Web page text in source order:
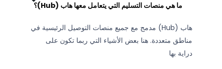
ما هي منصات التسليم التي يتعامل معها هاب (Hub)؟
هاب (Hub) مدمج مع جميع منصات التوصيل الرئيسية في
مناطق متعددة. هنا بعض الأشياء التي ربما تكون على
دراية بها